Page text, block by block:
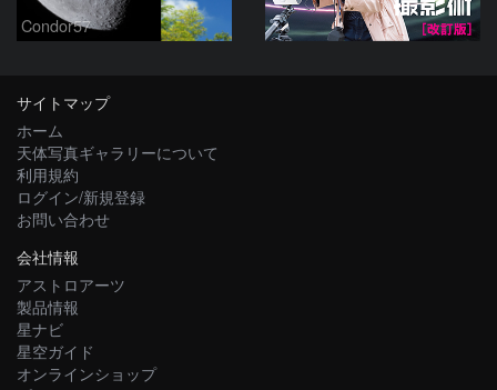
Condor57
サイトマップ
ホーム
天体写真ギャラリーについて
利用規約
ログイン/新規登録
お問い合わせ
会社情報
アストロアーツ
製品情報
星ナビ
星空ガイド
オンラインショップ